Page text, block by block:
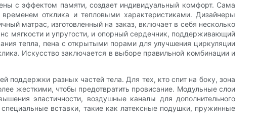
с эффектом памяти, создает индивидуальный комфорт. Сама
отклика и тепловыми характеристиками. Дизайнеры
матрас, изготовленный на заказ, включает в себя несколько
мягкости и упругости, и опорный сердечник, поддерживающий
тепла, пена с открытыми порами для улучшения циркуляции
Искусство заключается в выборе правильной комбинации и
поддержки разных частей тела. Для тех, кто спит на боку, зона
жесткими, чтобы предотвратить провисание. Модульные слои
эластичности, воздушные каналы для дополнительного
вставки, такие как латексные подушки, пружинные